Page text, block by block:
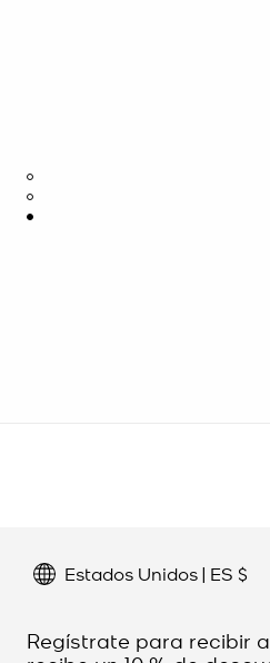
Estados Unidos | ES $
Regístrate para recibir